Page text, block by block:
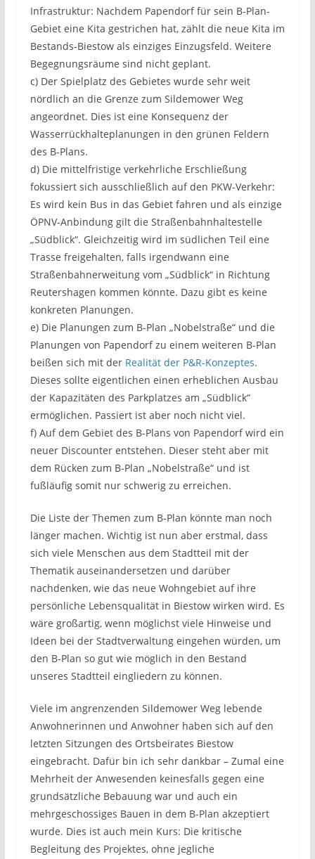
Infrastruktur: Nachdem Papendorf für sein B-Plan-
Gebiet eine Kita gestrichen hat, zählt die neue Kita im
Bestands-Biestow als einziges Einzugsfeld. Weitere
Begegnungsräume sind nicht geplant.
c) Der Spielplatz des Gebietes wurde sehr weit
nördlich an die Grenze zum Sildemower Weg
angeordnet. Dies ist eine Konsequenz der
Wasserrückhalteplanungen in den grünen Feldern
des B-Plans.
d) Die mittelfristige verkehrliche Erschließung
fokussiert sich ausschließlich auf den PKW-Verkehr:
Es wird kein Bus in das Gebiet fahren und als einzige
ÖPNV-Anbindung gilt die Straßenbahnhaltestelle
„Südblick“. Gleichzeitig wird im südlichen Teil eine
Trasse freigehalten, falls irgendwann eine
Straßenbahnerweitung vom „Südblick“ in Richtung
Reutershagen kommen könnte. Dazu gibt es keine
konkreten Planungen.
e) Die Planungen zum B-Plan „Nobelstraße“ und die
Planungen von Papendorf zu einem weiteren B-Plan
beißen sich mit der Realität der P&R-Konzeptes.
Dieses sollte eigentlichen einen erheblichen Ausbau
der Kapazitäten des Parkplatzes am „Südblick“
ermöglichen. Passiert ist aber noch nicht viel.
f) Auf dem Gebiet des B-Plans von Papendorf wird ein
neuer Discounter entstehen. Dieser steht aber mit
dem Rücken zum B-Plan „Nobelstraße“ und ist
fußläufig somit nur schwerig zu erreichen.
Die Liste der Themen zum B-Plan könnte man noch
länger machen. Wichtig ist nun aber erstmal, dass
sich viele Menschen aus dem Stadtteil mit der
Thematik auseinandersetzen und darüber
nachdenken, wie das neue Wohngebiet auf ihre
persönliche Lebensqualität in Biestow wirken wird. Es
wäre großartig, wenn möglichst viele Hinweise und
Ideen bei der Stadtverwaltung eingehen würden, um
den B-Plan so gut wie möglich in den Bestand
unseres Stadtteil eingliedern zu können.
Viele im angrenzenden Sildemower Weg lebende
Anwohnerinnen und Anwohner haben sich auf den
letzten Sitzungen des Ortsbeirates Biestow
eingebracht. Dafür bin ich sehr dankbar – Zumal eine
Mehrheit der Anwesenden keinesfalls gegen eine
grundsätzliche Bebauung war und auch ein
mehrgeschossiges Bauen in dem B-Plan akzeptiert
wurde. Dies ist auch mein Kurs: Die kritische
Begleitung des Projektes, ohne jegliche